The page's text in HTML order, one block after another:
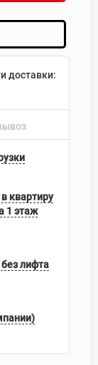
доставки:
квартиру
1 этаж
лифта